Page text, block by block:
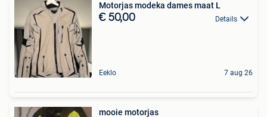
Motorjas modeka dames maat L
€ 50,00 Details
Eeklo 7 aug 26
mooie motorjas